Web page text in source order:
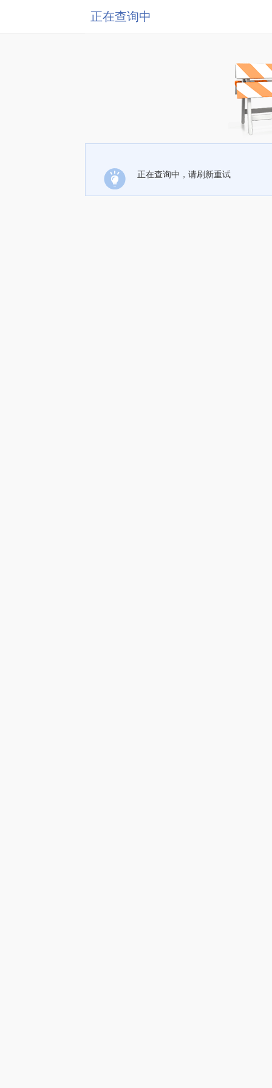
正在查询中
正在查询中，请刷新重试